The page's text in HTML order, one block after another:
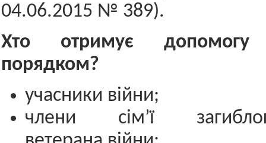
04.06.2015 № 389).
Хто отримує
порядком?
учасники війни;
члени сім’ї